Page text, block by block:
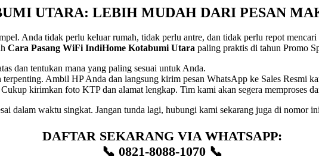
UTARA: LEBIH MUDAH DARI PESAN
Anda tidak perlu keluar rumah, tidak perlu antre, dan tidak perlu repot mencari
Cara Pasang WiFi IndiHome Kotabumi Utara paling praktis di tahun Promo
dan tentukan mana yang paling sesuai untuk Anda.
terpenting. Ambil HP Anda dan langsung kirim pesan WhatsApp ke Sales Resmi
Cukup kirimkan foto KTP dan alamat lengkap. Tim kami akan segera memproses
dalam waktu singkat. Jangan tunda lagi, hubungi kami sekarang juga di nomor
DAFTAR SEKARANG VIA WHATSAPP:
📞 0821-8088-1070 📞